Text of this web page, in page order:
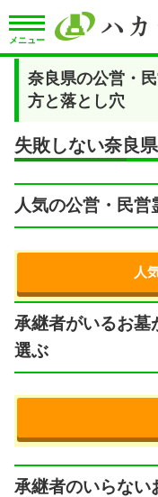
メニュー
奈良県の公営・
方と落とし穴
失敗しない奈良
人気の公営・民
人
承継者がいるお墓
選ぶ
承継者のいらない